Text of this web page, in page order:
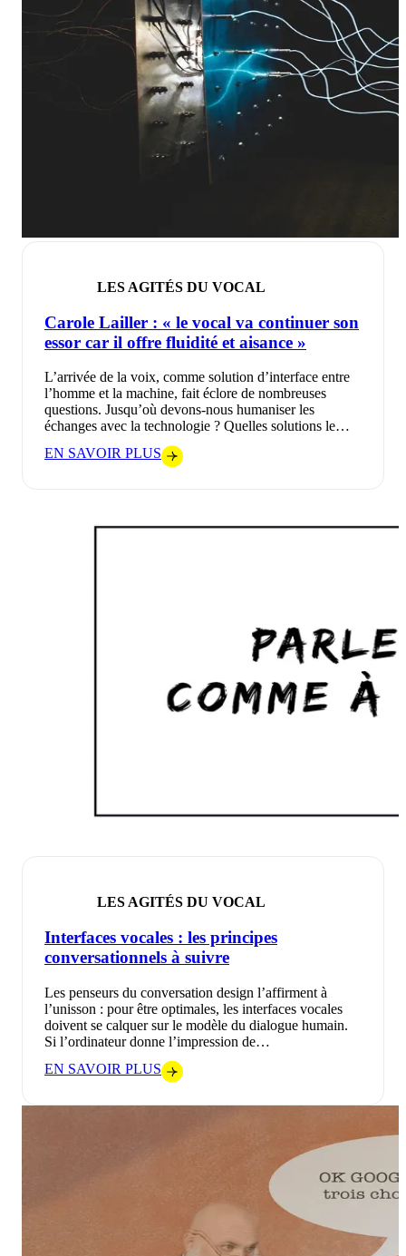
LES AGITÉS DU VOCAL
Carole Lailler : « le vocal va continuer son
essor car il offre fluidité et aisance »
L’arrivée de la voix, comme solution d’interface entre
l’homme et la machine, fait éclore de nombreuses
questions. Jusqu’où devons-nous humaniser les
échanges avec la technologie ? Quelles solutions le…
EN SAVOIR PLUS
LES AGITÉS DU VOCAL
Interfaces vocales : les principes
conversationnels à suivre
Les penseurs du conversation design l’affirment à
l’unisson : pour être optimales, les interfaces vocales
doivent se calquer sur le modèle du dialogue humain.
Si l’ordinateur donne l’impression de…
EN SAVOIR PLUS